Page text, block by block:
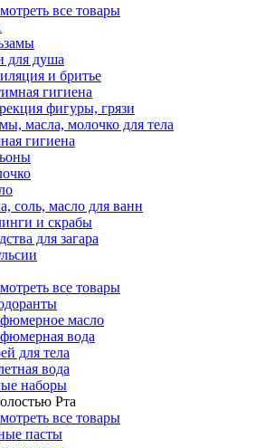
все товары
для душа
и бритье
гигиена
фигуры, грязи
масла, молочко для тела
гигиена
соль, масло для ванн
и скрабы
для загара
все товары
масло
вода
для тела
вода
наборы
Рта
все товары
пасты